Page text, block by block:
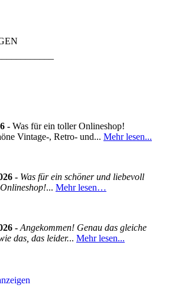
- Was für ein toller Onlineshop!
Vintage-, Retro- und... Mehr lesen...
- Was für ein schöner und liebevoll
... Mehr lesen…
- Angekommen! Genau das gleiche
das, das leider... Mehr lesen...